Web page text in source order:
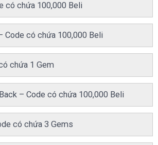
có chứa 100,000 Beli
Code có chứa 100,000 Beli
chứa 1 Gem
– Code có chứa 100,000 Beli
có chứa 3 Gems